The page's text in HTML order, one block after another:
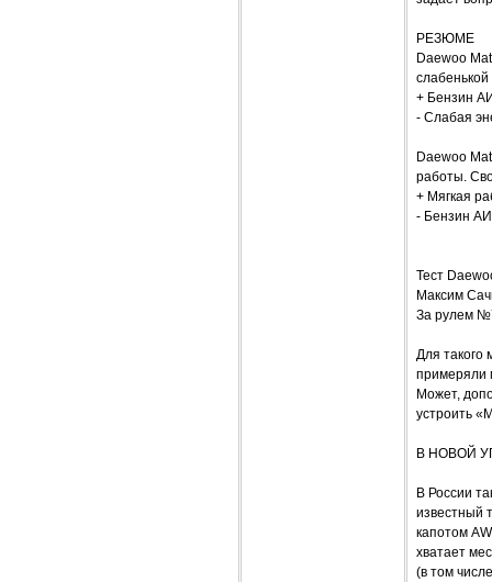
РЕЗЮМЕ
Daewoo
+ Бензин
- Слабая
Daewoo
работы.
+ Мягкая
- Бензин
Тест
Максим
За рулем
Для такого
примеряли
Может,
устроить
В НОВОЙ
В России
известный
капотом
хватает
(в том